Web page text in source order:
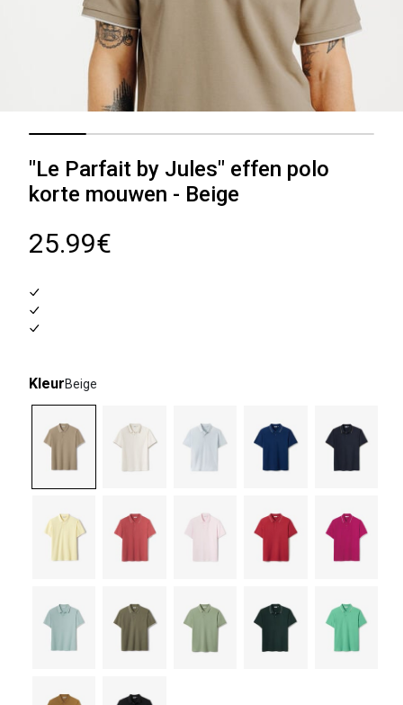
"Le Parfait by Jules" effen polo
korte mouwen - Beige
25.99€
KleurBeige